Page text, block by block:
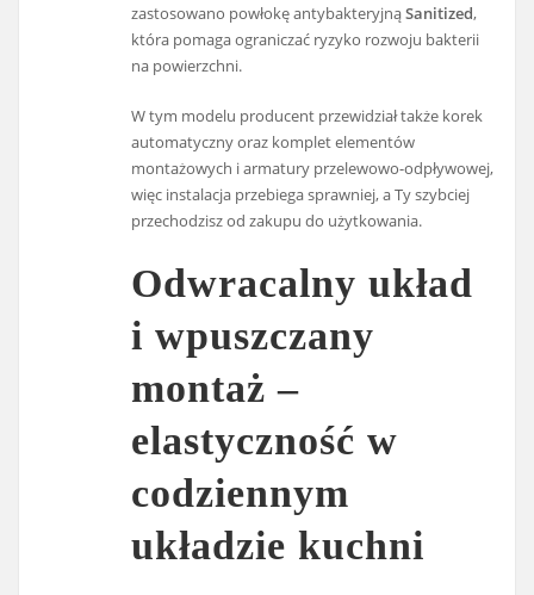
zastosowano powłokę antybakteryjnąSanitized,
która pomaga ograniczać ryzyko rozwoju bakterii
na powierzchni.
W tym modelu producent przewidział także korek
automatyczny oraz komplet elementów
montażowych i armatury przelewowo-odpływowej,
więc instalacja przebiega sprawniej, a Ty szybciej
przechodzisz od zakupu do użytkowania.
Odwracalny układ
i wpuszczany
montaż –
elastyczność w
codziennym
układzie kuchni